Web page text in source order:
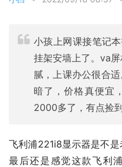
小孩上网课接笔记
挂架安墙上了。va
腻，上课办公很合
暗了，价格真便宜
2000多了，有点捡
飞利浦221i8显示器是不是
最后还是感觉这款飞利